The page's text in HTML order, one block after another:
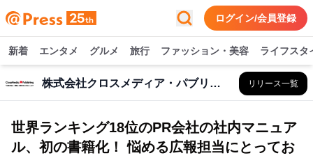
ログイン/会員登録
新着 エンタメ グルメ 旅行 ファッション・美容 ライフスタ
株式会社クロスメディア・パブリッシング リリース一覧
世界ランキング18位のPR会社の社内マニュア
ル、初の書籍化！ 悩める広報担当にとってお